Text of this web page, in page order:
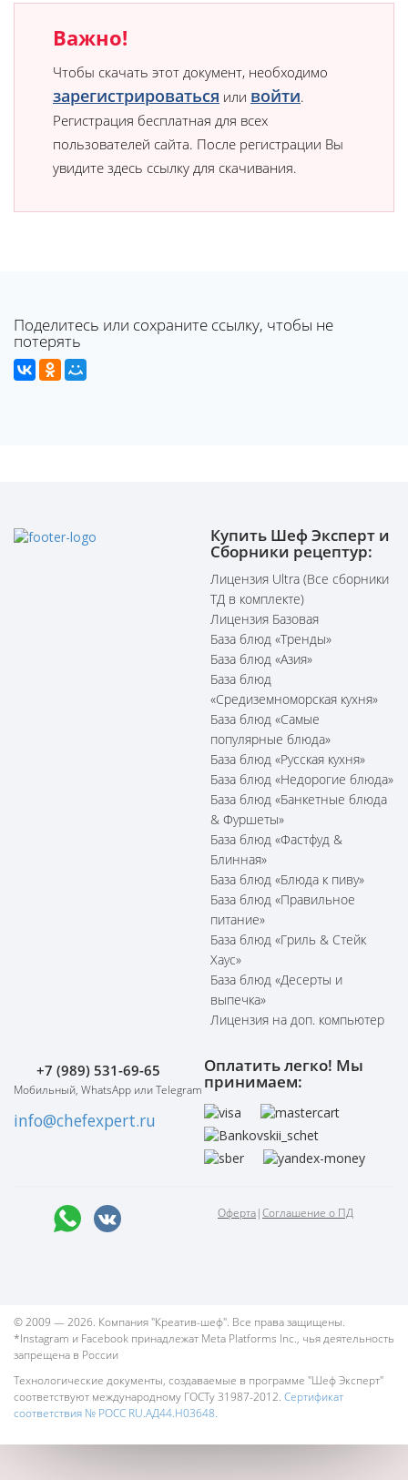
Важно!
Чтобы скачать этот документ, необходимо
зарегистрироваться или войти.
Регистрация бесплатная для всех
пользователей сайта. После регистрации Вы
увидите здесь ссылку для скачивания.
Поделитесь или сохраните ссылку, чтобы не
потерять
Купить Шеф Эксперт и
Сборники рецептур:
Лицензия Ultra (Все сборники
ТД в комплекте)
Лицензия Базовая
База блюд «Тренды»
База блюд «Азия»
База блюд
«Средиземноморская кухня»
База блюд «Самые
популярные блюда»
База блюд «Русская кухня»
База блюд «Недорогие блюда»
База блюд «Банкетные блюда
& Фуршеты»
База блюд «Фастфуд &
Блинная»
База блюд «Блюда к пиву»
База блюд «Правильное
питание»
База блюд «Гриль & Стейк
Хаус»
База блюд «Десерты и
выпечка»
Лицензия на доп. компьютер
+7 (989) 531-69-65
Мобильный, WhatsApp или Telegram
info@chefexpert.ru
Оплатить легко! Мы
принимаем:
Оферта|Соглашение о ПД
© 2009 — 2026. Компания "Креатив-шеф". Все права защищены.
*Instagram и Facebook принадлежат Meta Platforms Inc., чья деятельность
запрещена в России
Технологические документы, создаваемые в программе "Шеф Эксперт"
соответствуют международному ГОСТу 31987-2012. Сертификат
соответствия № РОСС RU.АД44.Н03648.